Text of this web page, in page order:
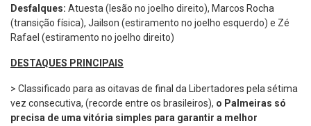
Desfalques: Atuesta (lesão no joelho direito), Marcos Rocha
(transição física), Jailson (estiramento no joelho esquerdo) e Zé
Rafael (estiramento no joelho direito)
DESTAQUES PRINCIPAIS
> Classificado para as oitavas de final da Libertadores pela sétima
vez consecutiva, (recorde entre os brasileiros), o Palmeiras só
precisa de uma vitória simples para garantir a melhor